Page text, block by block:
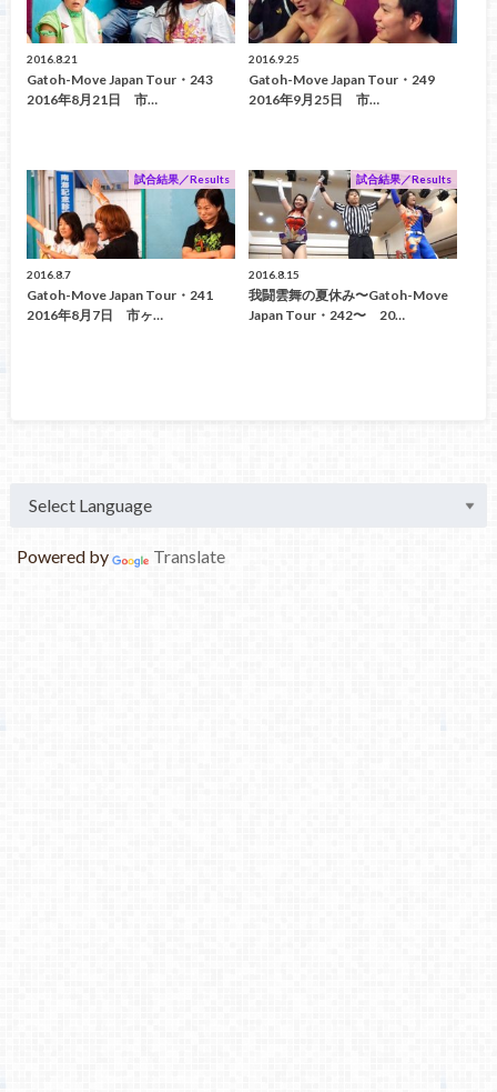
2016.8.21
Gatoh-Move Japan Tour・243
2016年8月21日 市…
2016.9.25
Gatoh-Move Japan Tour・249
2016年9月25日 市…
試合結果／Results
2016.8.7
Gatoh-Move Japan Tour・241
2016年8月7日 市ヶ…
試合結果／Results
2016.8.15
我闘雲舞の夏休み〜Gatoh-Move
Japan Tour・242〜 20…
Powered by Translate